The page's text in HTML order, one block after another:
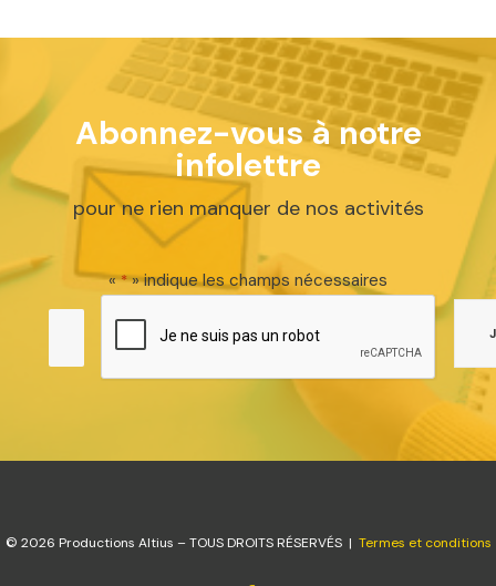
Abonnez-vous à notre
infolettre
pour ne rien manquer de nos activités
«*» indique les champs nécessaires
© 2026 Productions Altius – TOUS DROITS RÉSERVÉS | Termes et conditions